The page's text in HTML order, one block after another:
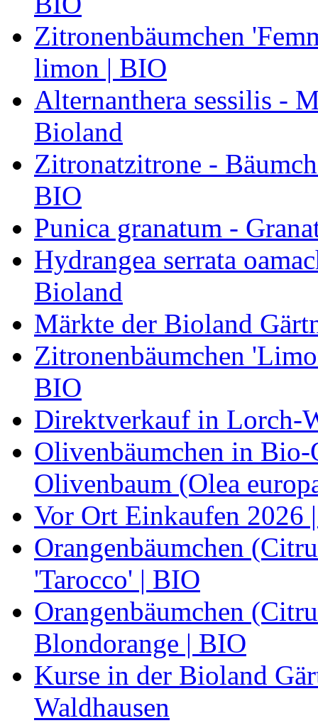
Zitronenbäumchen
limon | BIO
Alternanthera sessilis -
Bioland
Zitronatzitrone -
BIO
Punica granatum -
Hydrangea serrata
Bioland
Märkte der Bioland
Zitronenbäumchen
BIO
Direktverkauf in Lorch-
Olivenbäumchen in Bio-
Olivenbaum (Olea
Vor Ort Einkaufen 2026
Orangenbäumchen
'Tarocco' | BIO
Orangenbäumchen
Blondorange | BIO
Kurse in der Bioland
Waldhausen